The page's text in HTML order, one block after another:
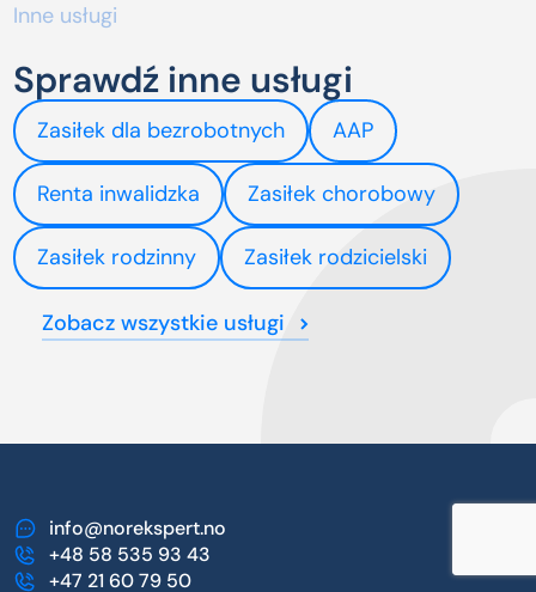
Inne usługi
Sprawdź inne usługi
Zasiłek dla bezrobotnych AAP
Renta inwalidzka Zasiłek chorobowy
Zasiłek rodzinny Zasiłek rodzicielski
Zobacz wszystkie usługi
info@norekspert.no
+48 58 535 93 43
+47 21 60 79 50